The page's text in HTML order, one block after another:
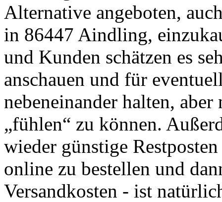
Alternative angeboten,
in 86447 Aindling,
und Kunden schätzen es
anschauen und für
nebeneinander halten,
„fühlen“ zu können.
wieder günstige
online zu bestellen und
Versandkosten - ist